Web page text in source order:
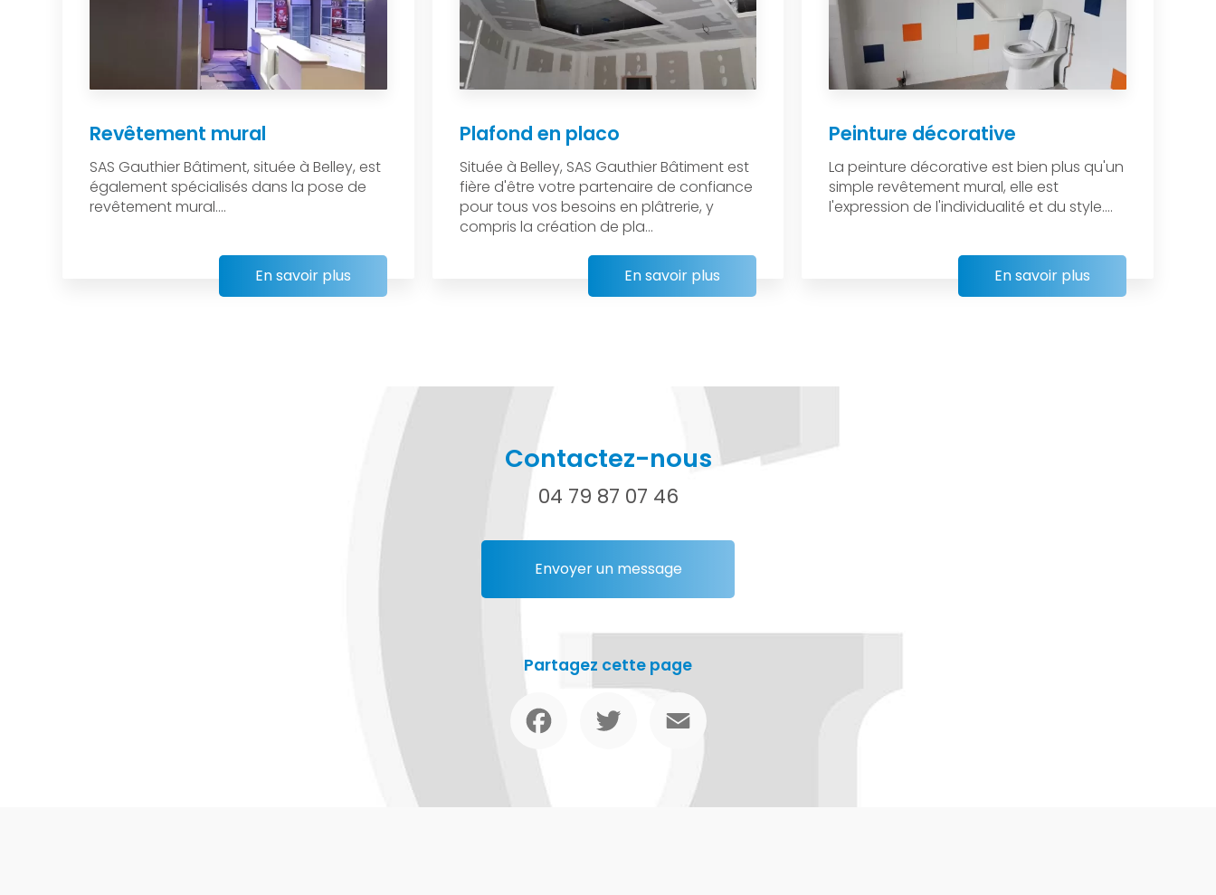
Revêtement mural
SAS Gauthier Bâtiment, située à Belley, est
également spécialisés dans la pose de
revêtement mural....
En savoir plus
Plafond en placo
Située à Belley, SAS Gauthier Bâtiment est
fière d'être votre partenaire de confiance
pour tous vos besoins en plâtrerie, y
compris la création de pla...
En savoir plus
Peinture décorative
La peinture décorative est bien plus qu'un
simple revêtement mural, elle est
l'expression de l'individualité et du style....
En savoir plus
Contactez-nous
04 79 87 07 46
Envoyer un message
Partagez cette page
Twitter